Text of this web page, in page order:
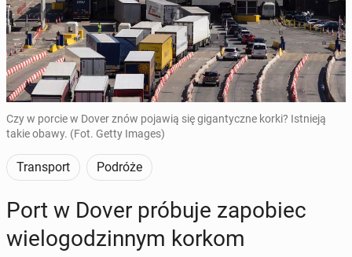
Czy w porcie w Dover znów pojawią się gigantyczne korki? Istnieją
takie obawy. (Fot. Getty Images)
Transport Podróże
Port w Dover próbuje za­po­biec
wie­lo­go­dzin­nym korkom